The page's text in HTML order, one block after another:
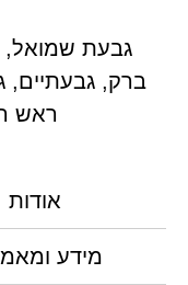
גבעת שמואל,
ברק, גבעתיים,
ראש
אודות
מידע